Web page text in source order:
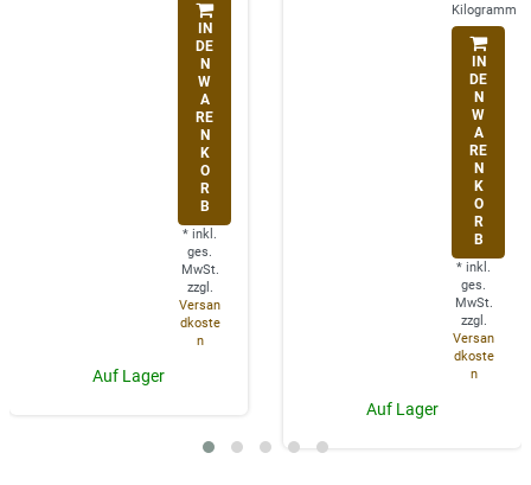
IN
DE
N
W
A
RE
N
K
O
R
B
* inkl.
ges.
MwSt.
zzgl.
Versan
dkoste
n
Auf Lager
Kilogramm
IN
DE
N
W
A
RE
N
K
O
R
B
* inkl.
ges.
MwSt.
zzgl.
Versan
dkoste
n
Auf Lager